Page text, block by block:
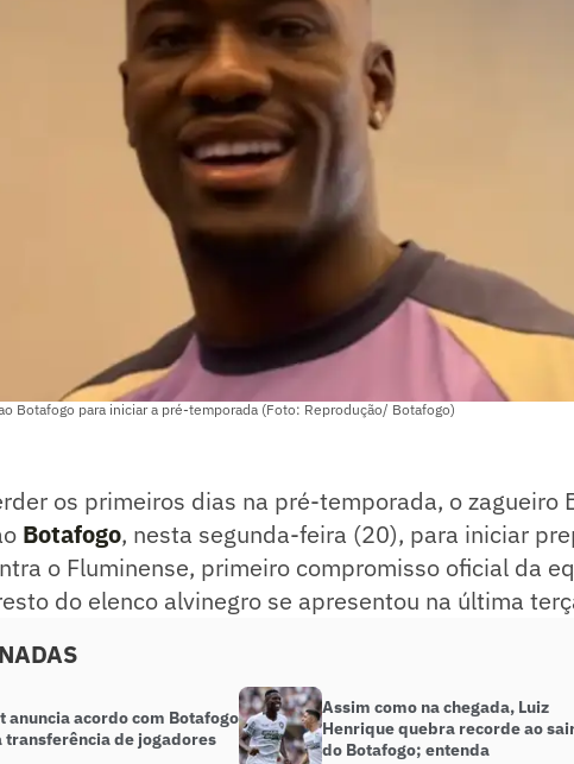
Botafogo para iniciar a pré-temporada (Foto: Reprodução/ Botafogo)
os primeiros dias na pré-temporada, o zagueiro
Botafogo, nesta segunda-feira (20), para iniciar
o Fluminense, primeiro compromisso oficial da
do elenco alvinegro se apresentou na última
anuncia acordo com Botafogo
transferência de jogadores
Assim como na chegada, Luiz
Henrique quebra recorde ao
do Botafogo; entenda